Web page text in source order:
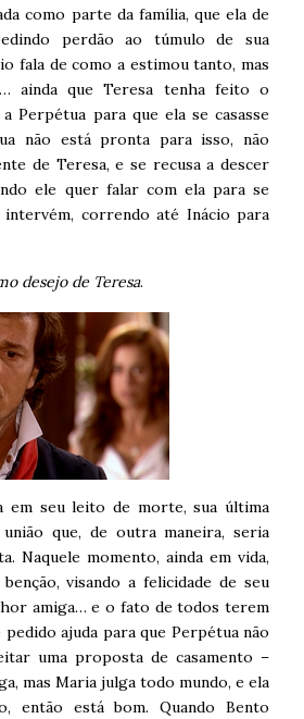
como parte da família, que ela de
perdão ao túmulo de sua
fala de como a estimou tanto, mas
ainda que Teresa tenha feito o
Perpétua para que ela se casasse
não está pronta para isso, não
de Teresa, e se recusa a descer
ele quer falar com ela para se
intervém, correndo até Inácio para
desejo de Teresa.
em seu leito de morte, sua última
união que, de outra maneira, seria
Naquele momento, ainda em vida,
visando a felicidade de seu
amiga… e o fato de todos terem
ajuda para que Perpétua não
uma proposta de casamento –
mas Maria julga todo mundo, e ela
então está bom. Quando Bento